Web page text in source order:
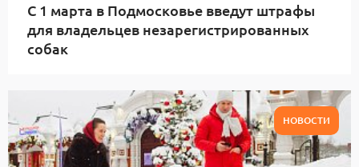
С 1 марта в Подмосковье введут штрафы
для владельцев незарегистрированных
собак
НОВОСТИ